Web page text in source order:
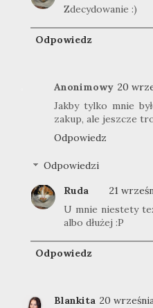
Zdecydowanie :)
Odpowiedz
Anonimowy 20
Jakby tylko mnie
zakup, ale jeszcze
Odpowiedz
Odpowiedzi
Ruda
21
U mnie niestety
albo dłużej :P
Odpowiedz
Blankita 20